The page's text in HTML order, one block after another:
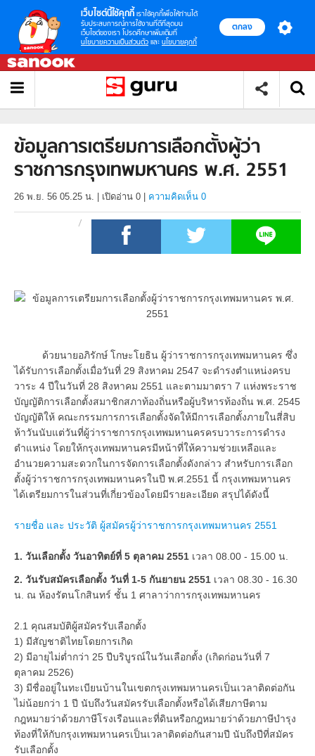
เว็บไซต์นี้ใช้คุกกี้ เราใช้คุกกี้เพื่อให้ท่านได้
รับประสบการณ์การใช้งานที่ดีที่สุดบน
เว็บไซต์ของเรา โปรดศึกษาเพิ่มเติมที่
นโยบายความเป็นส่วนตัว และ นโยบายคุกกี้
ตกลง
ข้อมูลการเตรียมการเลือกตั้งผู้ว่า
ราชการกรุงเทพมหานคร พ.ศ. 2551
26 พ.ย. 56 05.25 น. เปิดอ่าน 0 ความคิดเห็น 0
ด้วยนายอภิรักษ์ โกษะโยธิน ผู้ว่าราชการกรุงเทพมหานคร ซึ่ง
ได้รับการเลือกตั้งเมื่อวันที่ 29 สิงหาคม 2547 จะดำรงตำแหน่งครบ
วาระ 4 ปีในวันที่ 28 สิงหาคม 2551 และตามมาตรา 7 แห่งพระราช
บัญญัติการเลือกตั้งสมาชิกสภาท้องถิ่นหรือผู้บริหารท้องถิ่น พ.ศ. 2545
บัญญัติให้ คณะกรรมการการเลือกตั้งจัดให้มีการเลือกตั้งภายในสี่สิบ
ห้าวันนับแต่วันที่ผู้ว่าราชการกรุงเทพมหานครครบวาระการดำรง
ตำแหน่ง โดยให้กรุงเทพมหานครมีหน้าที่ให้ความช่วยเหลือและ
อำนวยความสะดวกในการจัดการเลือกตั้งดังกล่าว สำหรับการเลือก
ตั้งผู้ว่าราชการกรุงเทพมหานครในปี พ.ศ.2551 นี้ กรุงเทพมหานคร
ได้เตรียมการในส่วนที่เกี่ยวข้องโดยมีรายละเอียด สรุปได้ดังนี้
รายชื่อ และ ประวัติ ผู้สมัครผู้ว่าราชการกรุงเทพมหานคร 2551
1. วันเลือกตั้ง วันอาทิตย์ที่ 5 ตุลาคม 2551 เวลา 08.00 - 15.00 น.
2. วันรับสมัครเลือกตั้ง วันที่ 1-5 กันยายน 2551 เวลา 08.30 - 16.30
น. ณ ห้องรัตนโกสินทร์ ชั้น 1 ศาลาว่าการกรุงเทพมหานคร
2.1 คุณสมบัติผู้สมัครรับเลือกตั้ง
1) มีสัญชาติไทยโดยการเกิด
2) มีอายุไม่ต่ำกว่า 25 ปีบริบูรณ์ในวันเลือกตั้ง (เกิดก่อนวันที่ 7
ตุลาคม 2526)
3) มีชื่ออยู่ในทะเบียนบ้านในเขตกรุงเทพมหานครเป็นเวลาติดต่อกัน
ไม่น้อยกว่า 1 ปี นับถึงวันสมัครรับเลือกตั้งหรือได้เสียภาษีตาม
กฎหมายว่าด้วยภาษีโรงเรือนและที่ดินหรือกฎหมายว่าด้วยภาษีบำรุง
ท้องที่ให้กับกรุงเทพมหานครเป็นเวลาติดต่อกันสามปี นับถึงปีที่สมัคร
รับเลือกตั้ง